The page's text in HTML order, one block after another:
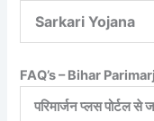
Sarkari Yojana
FAQ’s – Bihar
परिमार्जन प्लस पोर्टल